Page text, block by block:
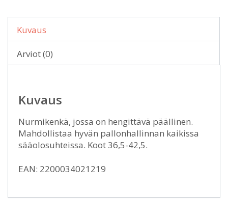
Kuvaus
Arviot (0)
Kuvaus
Nurmikenkä, jossa on hengittävä päällinen.
Mahdollistaa hyvän pallonhallinnan kaikissa
sääolosuhteissa. Koot 36,5-42,5.
EAN: 2200034021219